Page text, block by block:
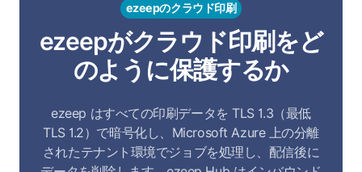
ezeepのクラウド印刷
ezeepがクラウド印刷をど
のように保護するか
ezeep はすべての印刷データを TLS 1.3（最低
TLS 1.2）で暗号化し、Microsoft Azure 上の分離
されたテナント環境でジョブを処理し、配信後に